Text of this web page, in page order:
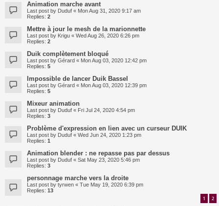
Animation marche avant
Last post by Duduf « Mon Aug 31, 2020 9:17 am
Replies: 2
Mettre à jour le mesh de la marionnette
Last post by Krigu « Wed Aug 26, 2020 6:26 pm
Replies: 2
Duik complètement bloqué
Last post by Gérard « Mon Aug 03, 2020 12:42 pm
Replies: 5
Impossible de lancer Duik Bassel
Last post by Gérard « Mon Aug 03, 2020 12:39 pm
Replies: 5
Mixeur animation
Last post by Duduf « Fri Jul 24, 2020 4:54 pm
Replies: 3
Problème d'expression en lien avec un curseur DUIK
Last post by Duduf « Wed Jun 24, 2020 1:23 pm
Replies: 1
Animation blender : ne repasse pas par dessus
Last post by Duduf « Sat May 23, 2020 5:46 pm
Replies: 3
personnage marche vers la droite
Last post by tyrwen « Tue May 19, 2020 6:39 pm
Replies: 13
1 2